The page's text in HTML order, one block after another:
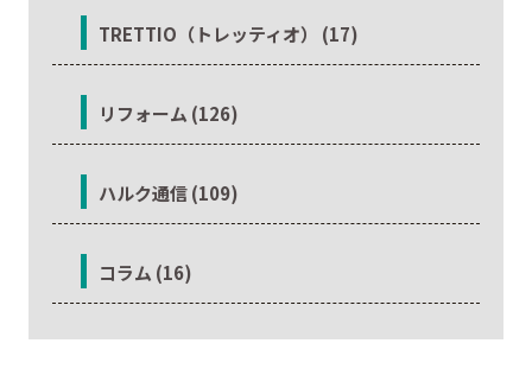
TRETTIO（トレッティオ） (17)
リフォーム (126)
ハルク通信 (109)
コラム (16)